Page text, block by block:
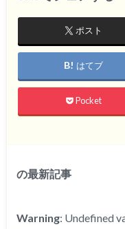
ポスト
はてブ
Pocket
の最新記事
Warning: Undefined